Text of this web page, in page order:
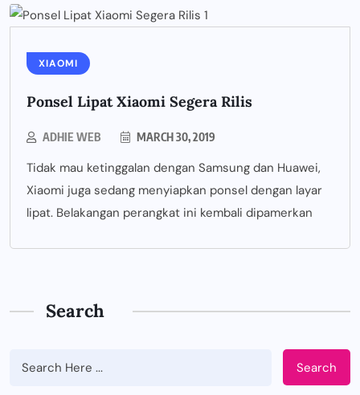
XIAOMI
Ponsel Lipat Xiaomi Segera Rilis
ADHIE WEB MARCH 30, 2019
Tidak mau ketinggalan dengan Samsung dan Huawei,
Xiaomi juga sedang menyiapkan ponsel dengan layar
lipat. Belakangan perangkat ini kembali dipamerkan
Search
Search